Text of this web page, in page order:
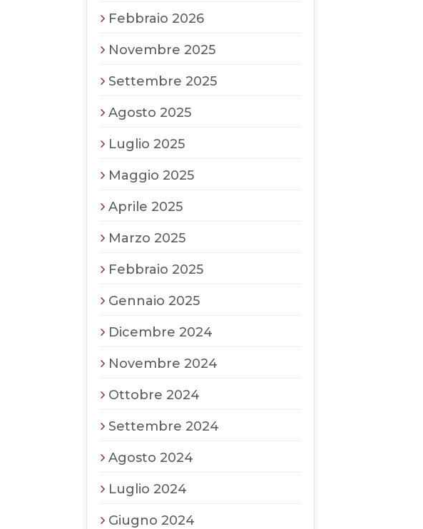
Febbraio 2026
Novembre 2025
Settembre 2025
Agosto 2025
Luglio 2025
Maggio 2025
Aprile 2025
Marzo 2025
Febbraio 2025
Gennaio 2025
Dicembre 2024
Novembre 2024
Ottobre 2024
Settembre 2024
Agosto 2024
Luglio 2024
Giugno 2024